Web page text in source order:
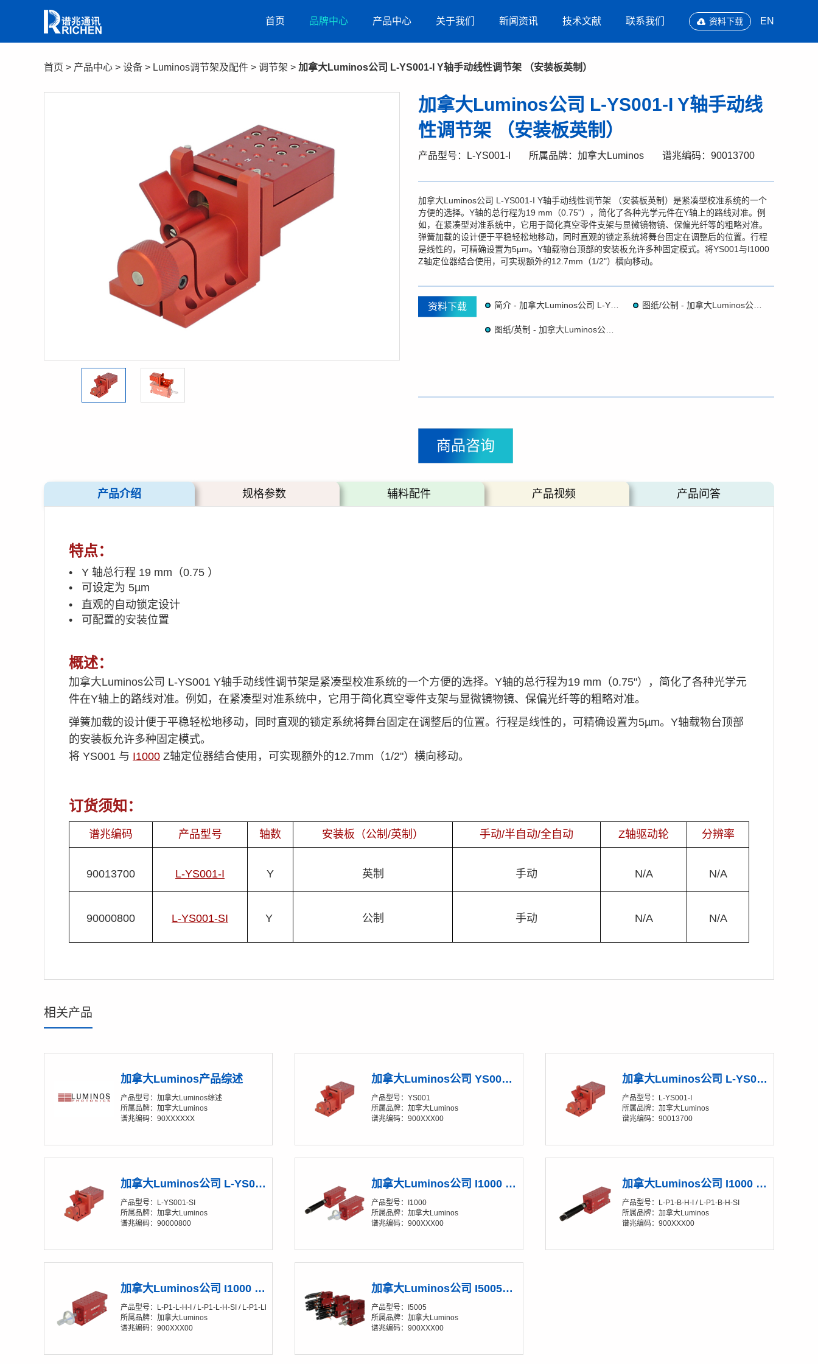
首页 品牌中心 产品中心 关于我们 新闻资讯 技术文献 联系我们 资料下载 EN
首页 > 产品中心 > 设备 > Luminos调节架及配件 > 调节架 > 加拿大Luminos公司 L-YS001-I Y轴手动线性调节架 （安装板英制）
加拿大Luminos公司 L-YS001-I Y轴手动线
性调节架 （安装板英制）
产品型号： L-YS001-I 所属品牌：加拿大Luminos 谱兆编码：90013700
加拿大Luminos公司 L-YS001-I Y轴手动线性调节架 （安装板英制）是紧凑型校准系统的一个
方便的选择。Y轴的总行程为19 mm（0.75"），简化了各种光学元件在Y轴上的路线对准。例
如，在紧凑型对准系统中，它用于简化真空零件支架与显微镜物镜、保偏光纤等的粗略对准。
弹簧加载的设计便于平稳轻松地移动，同时直观的锁定系统将舞台固定在调整后的位置。行程
是线性的，可精确设置为5µm。Y轴载物台顶部的安装板允许多种固定模式。将YS001与I1000
Z轴定位器结合使用，可实现额外的12.7mm（1/2"）横向移动。
资料下载 图纸/公制 - 加拿大Luminos公司 L-YS001-I Y轴手动线性调节架 （安装板英制）
商品咨询
产品介绍 规格参数 辅料配件 产品视频 产品问答
特点：
• Y 轴总行程 19 mm（0.75 ）
• 可设定为 5µm
• 直观的自动锁定设计
• 可配置的安装位置
概述：
加拿大Luminos公司 L-YS001 Y轴手动线性调节架是紧凑型校准系统的一个方便的选择。Y轴的总行程为19 mm（0.75"），简化了各种光学元
件在Y轴上的路线对准。例如，在紧凑型对准系统中，它用于简化真空零件支架与显微镜物镜、保偏光纤等的粗略对准。
弹簧加载的设计便于平稳轻松地移动，同时直观的锁定系统将舞台固定在调整后的位置。行程是线性的，可精确设置为5µm。Y轴载物台顶部
的安装板允许多种固定模式。
将 YS001 与 I1000 Z轴定位器结合使用，可实现额外的12.7mm（1/2"）横向移动。
订货须知：
谱兆编码 产品型号 轴数 安装板（公制/英制） 手动/半自动/全自动 Z轴驱动轮 分辨率
90013700 L-YS001-I Y 英制 手动 N/A N/A
90000800 L- YS001-SI Y 公制 手动 N/A N/A
相关产品
加拿大Luminos产品综述
产品型号：加拿大Luminos综述
所属品牌：加拿大Luminos
谱兆编码：90XXXXXX
加拿大Luminos公司 YS001 Y轴手动线性调节架
产品型号：YS001
所属品牌：加拿大Luminos
谱兆编码：900XXX00
加拿大Luminos公司 L-YS001-I Y轴手动线性调节架 （安装板英制）
产品型号： L-YS001-I
所属品牌：加拿大Luminos
谱兆编码：90013700
加拿大Luminos公司 L-YS001-SI Y轴手动线性调节架（安装板公制）
产品型号： L-YS001-SI
所属品牌：加拿大Luminos
谱兆编码：90000800
加拿大Luminos公司 I1000 Z轴线性调节架
产品型号：I1000
所属品牌：加拿大Luminos
谱兆编码：900XXX00
加拿大Luminos公司 I1000 Z轴线性调节架 全自动版
产品型号： L-P1-B-H-I / L- P1-B-H-SI
所属品牌：加拿大Luminos
谱兆编码：900XXX00
加拿大Luminos公司 I1000 Z轴线性调节架 手动版
产品型号： L- P1-L-H-I / L- P1-L-H-SI / L-P1-LM-H-I / L-P1-LM-H-SI / L-P1-D-H-I / L-P1-D-H-SI / L-P1-DM-H-I / L-P1-DM-H-SI
所属品牌：加拿大Luminos
谱兆编码：900XXX00
加拿大Luminos公司 I5005XYZ/YP 五维调节架(XY/20-50nm)
产品型号：I5005
所属品牌：加拿大Luminos
谱兆编码：900XXX00